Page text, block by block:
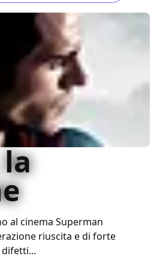
al cinema Superman
riuscita e di forte